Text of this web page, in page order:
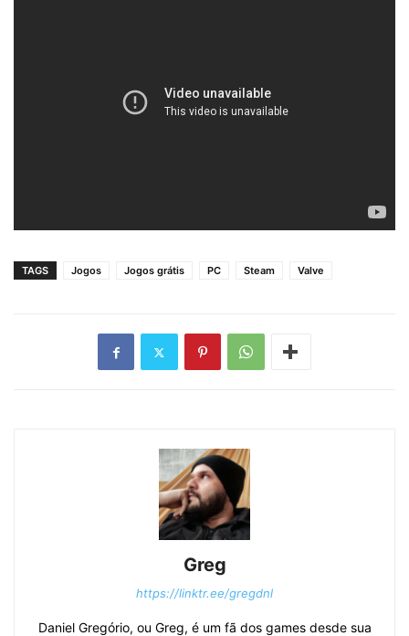
TAGS Jogos Jogos grátis PC Steam Valve
Greg
https://linktr.ee/gregdnl
Daniel Gregório, ou Greg, é um fã dos games desde sua